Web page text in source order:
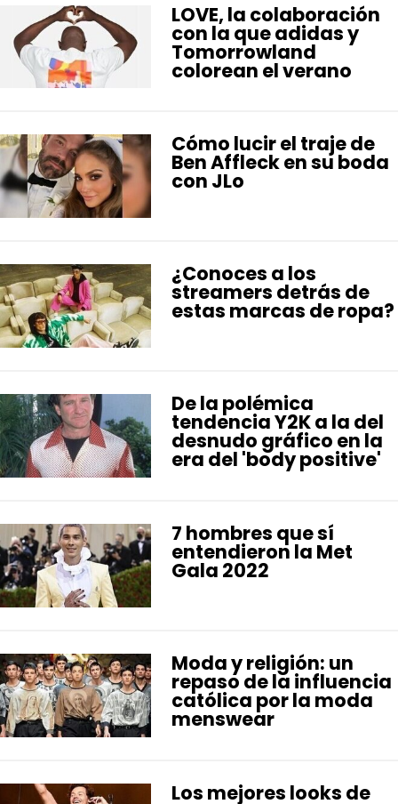
LOVE, la colaboración
con la que adidas y
Tomorrowland
colorean el verano
Cómo lucir el traje de
Ben Affleck en su boda
con JLo
¿Conoces a los
streamers detrás de
estas marcas de ropa?
De la polémica
tendencia Y2K a la del
desnudo gráfico en la
era del 'body positive'
7 hombres que sí
entendieron la Met
Gala 2022
Moda y religión: un
repaso de la influencia
católica por la moda
menswear
Los mejores looks de